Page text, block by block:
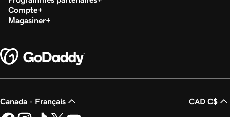
Meilleures pratiques pour le logo Airo Plus ™
Meilleures pratiques Airo Plus ™ Site Optimizer
Compte
Magasiner
Canada - Français CAD C$